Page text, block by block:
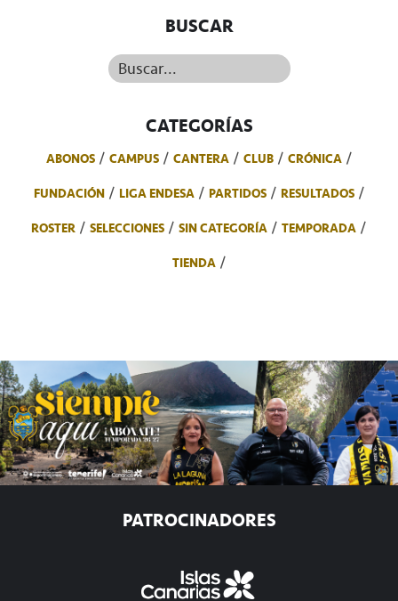
BUSCAR
Buscar...
CATEGORÍAS
ABONOS CAMPUS CANTERA CLUB
CRÓNICA
FUNDACIÓN
LIGA ENDESA PARTIDOS
RESULTADOS
ROSTER
SELECCIONES SIN CATEGORÍA
TEMPORADA
TIENDA
PATROCINADORES